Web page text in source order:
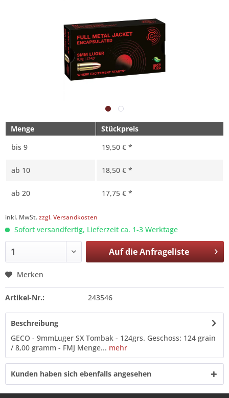
Menge
Stückpreis
bis 9 19,50 € *
ab 10 18,50 € *
ab 20 17,75 € *
inkl. MwSt.zzgl. Versandkosten
Sofort versandfertig, Lieferzeit ca. 1-3 Werktage
Auf dieAnfrageliste
Merken
Artikel-Nr.: 243546
Beschreibung
GECO - 9mmLuger SX Tombak - 124grs. Geschoss: 124 grain
/ 8,00 gramm - FMJ Menge... mehr
Kunden haben sich ebenfalls angesehen